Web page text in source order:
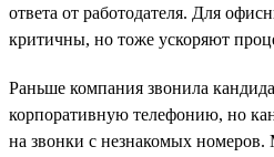
ответа от работодателя. Для
критичны, но тоже ускоряют
Раньше компания звонила
корпоративную телефонию, но
на звонки с незнакомых